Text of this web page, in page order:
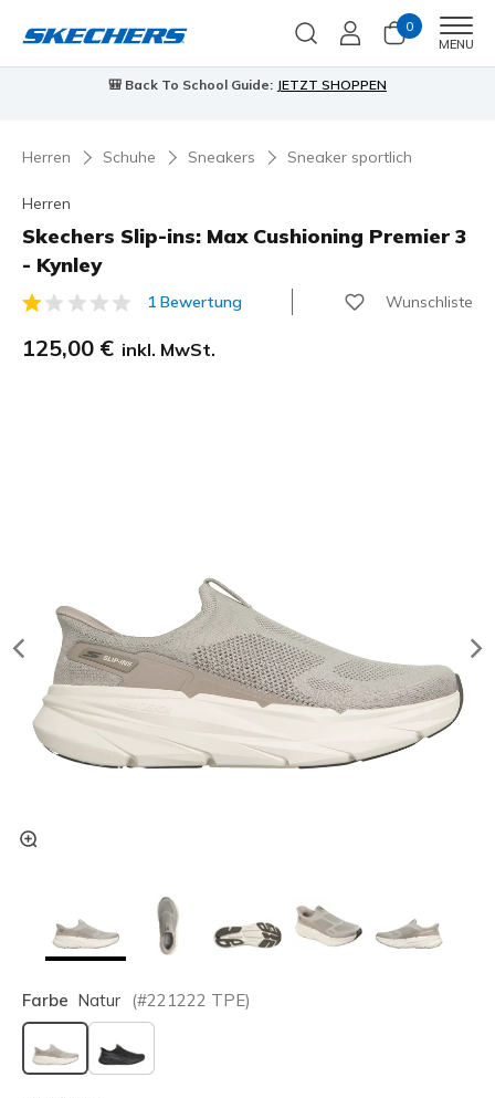
0
MENU
90 Tage kostenlose RückgabeJetzt anmelden
Herren Schuhe Sneakers Sneaker sportlich
Herren
Skechers Slip-ins: Max Cushioning Premier 3
- Kynley
5 von 5 Kundenbewertungen
1 Bewertung Wunschliste
125,00 € inkl. MwSt.
Farbe Natur (#221222 TPE)
ausgewählt